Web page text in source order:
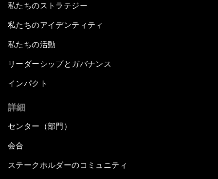
私たちのストラテジー
私たちのアイデンティティ
私たちの活動
リーダーシップとガバナンス
インパクト
詳細
センター（部門）
会合
ステークホルダーのコミュニティ